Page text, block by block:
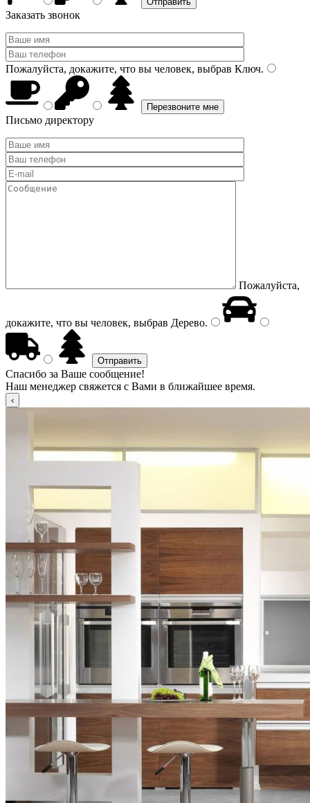
Заказать звонок
Пожалуйста, докажите, что вы человек, выбрав Ключ.
Письмо директору
Пожалуйста,
докажите, что вы человек, выбрав Дерево.
Спасибо за Ваше сообщение!
Наш менеджер свяжется с Вами в ближайшее время.